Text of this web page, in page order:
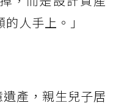
人手上。」
產，親生兒子居